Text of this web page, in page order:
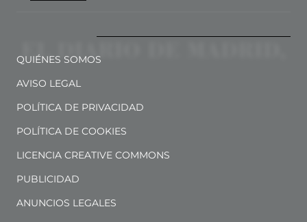
QUIÉNES SOMOS
AVISO LEGAL
POLÍTICA DE PRIVACIDAD
POLÍTICA DE COOKIES
LICENCIA CREATIVE COMMONS
PUBLICIDAD
ANUNCIOS LEGALES